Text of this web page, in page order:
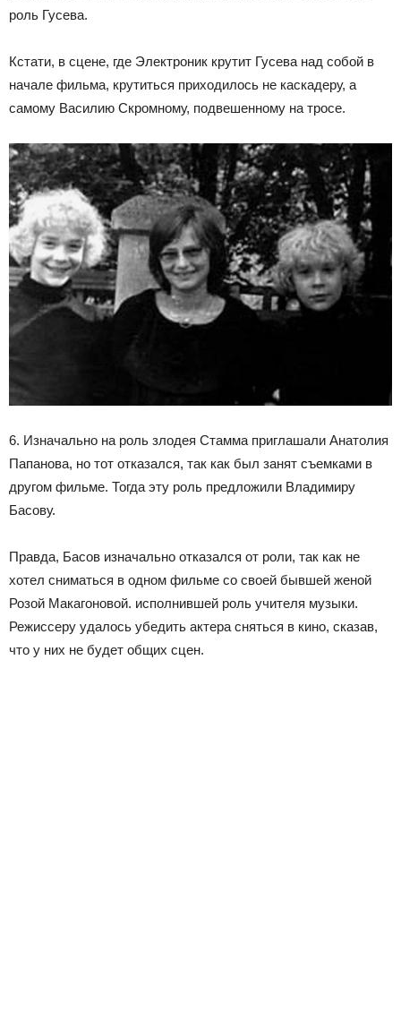
роль Гусева.
Кстати, в сцене, где Электроник крутит Гусева над собой в
начале фильма, крутиться приходилось не каскадеру, а
самому Василию Скромному, подвешенному на тросе.
6. Изначально на роль злодея Стамма приглашали Анатолия
Папанова, но тот отказался, так как был занят съемками в
другом фильме. Тогда эту роль предложили Владимиру
Басову.
Правда, Басов изначально отказался от роли, так как не
хотел сниматься в одном фильме со своей бывшей женой
Розой Макагоновой. исполнившей роль учителя музыки.
Режиссеру удалось убедить актера сняться в кино, сказав,
что у них не будет общих сцен.